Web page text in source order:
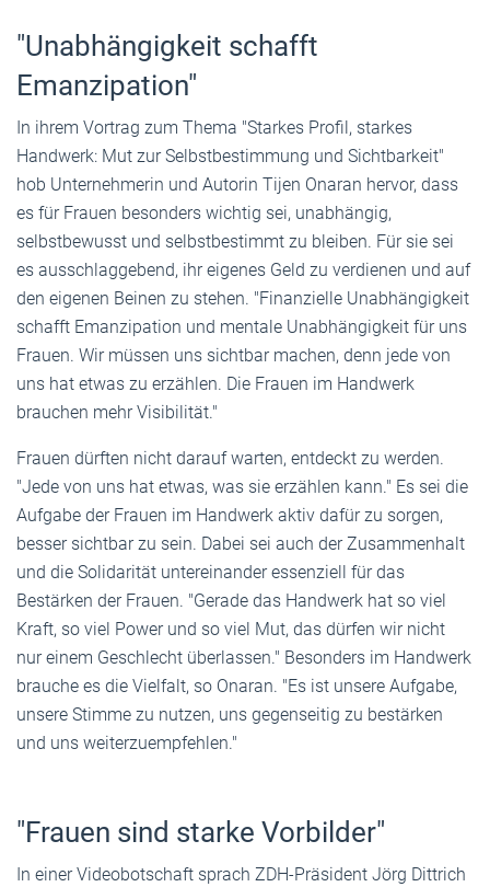
"Unabhängigkeit schafft
Emanzipation"
In ihrem Vortrag zum Thema "Starkes Profil, starkes
Handwerk: Mut zur Selbstbestimmung und Sichtbarkeit"
hob Unternehmerin und Autorin Tijen Onaran hervor, dass
es für Frauen besonders wichtig sei, unabhängig,
selbstbewusst und selbstbestimmt zu bleiben. Für sie sei
es ausschlaggebend, ihr eigenes Geld zu verdienen und auf
den eigenen Beinen zu stehen. "Finanzielle Unabhängigkeit
schafft Emanzipation und mentale Unabhängigkeit für uns
Frauen. Wir müssen uns sichtbar machen, denn jede von
uns hat etwas zu erzählen. Die Frauen im Handwerk
brauchen mehr Visibilität."
Frauen dürften nicht darauf warten, entdeckt zu werden.
"Jede von uns hat etwas, was sie erzählen kann." Es sei die
Aufgabe der Frauen im Handwerk aktiv dafür zu sorgen,
besser sichtbar zu sein. Dabei sei auch der Zusammenhalt
und die Solidarität untereinander essenziell für das
Bestärken der Frauen. "Gerade das Handwerk hat so viel
Kraft, so viel Power und so viel Mut, das dürfen wir nicht
nur einem Geschlecht überlassen." Besonders im Handwerk
brauche es die Vielfalt, so Onaran. "Es ist unsere Aufgabe,
unsere Stimme zu nutzen, uns gegenseitig zu bestärken
und uns weiterzuempfehlen."
"Frauen sind starke Vorbilder"
In einer Videobotschaft sprach ZDH-Präsident Jörg Dittrich